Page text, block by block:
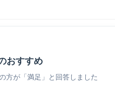
おすすめ
方が「満足」と回答しました